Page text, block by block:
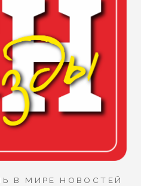
В МИРЕ НОВОСТЕЙ